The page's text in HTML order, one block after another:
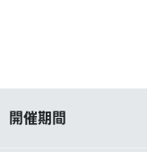
開催期間